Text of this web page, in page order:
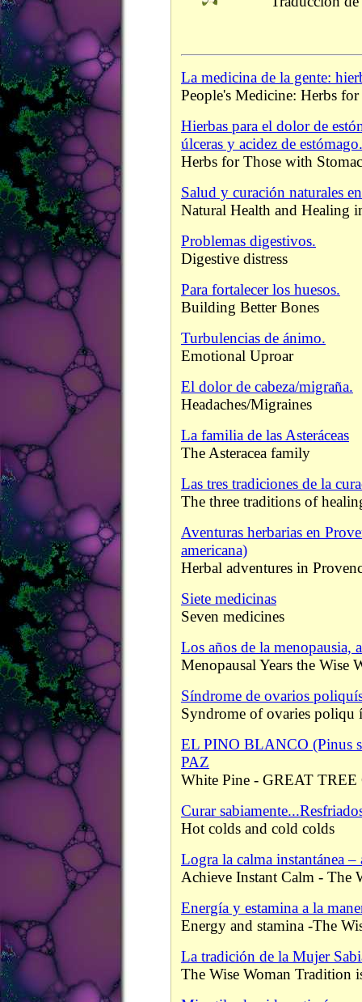
La medicina de la gente:
People's Medicine: Herbs for
Hierbas para el dolor de
úlceras y acidez de estómago.
Herbs for Those with
Salud y curación naturales
Natural Health and Healing
Problemas digestivos.
Digestive distress
Para fortalecer los huesos.
Building Better Bones
Turbulencias de ánimo.
Emotional Uproar
El dolor de cabeza/migraña.
Headaches/Migraines
La familia de las Asteráceas
The Asteracea family
Las tres tradiciones de la
The three traditions of
Aventuras herbarias en
americana)
Herbal adventures in
Siete medicinas
Seven medicines
Los años de la menopausia,
Menopausal Years the Wise
Síndrome de ovarios
Syndrome of ovaries poliqu
EL PINO BLANCO (Pinus
PAZ
White Pine - GREAT
Curar
Hot colds and cold colds
Logra la calma instantánea –
Achieve Instant Calm - The
Energía y estamina a la
Energy and stamina -The
La tradición de la Mujer
The Wise Woman Tradition